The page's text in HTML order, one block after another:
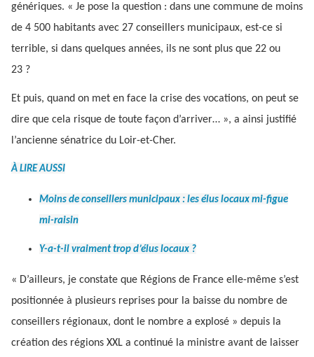
génériques. « Je pose la question : dans une commune de moins
de 4 500 habitants avec 27 conseillers municipaux, est-ce si
terrible, si dans quelques années, ils ne sont plus que 22 ou
23 ?
Et puis, quand on met en face la crise des vocations, on peut se
dire que cela risque de toute façon d’arriver… », a ainsi justifié
l’ancienne sénatrice du Loir-et-Cher.
À LIRE AUSSI
Moins de conseillers municipaux : les élus locaux mi-figue
mi-raisin
Y-a-t-il vraiment trop d’élus locaux ?
« D’ailleurs, je constate que Régions de France elle-même s’est
positionnée à plusieurs reprises pour la baisse du nombre de
conseillers régionaux, dont le nombre a explosé » depuis la
création des régions XXL a continué la ministre avant de laisser